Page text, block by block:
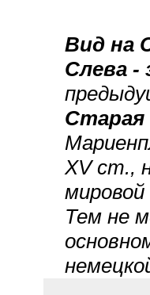
Вид на
Слева -
Старая
XV ст.,
Тем не